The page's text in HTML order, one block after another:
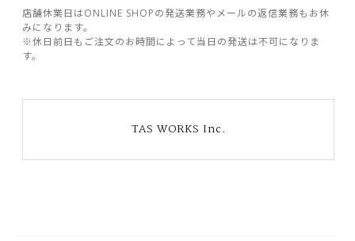
店舗休業日はONLINE SHOPの発送業務やメールの返信業務もお休
みになります。
※休日前日もご注文のお時間によって当日の発送は不可になりま
す。
TAS WORKS Inc.